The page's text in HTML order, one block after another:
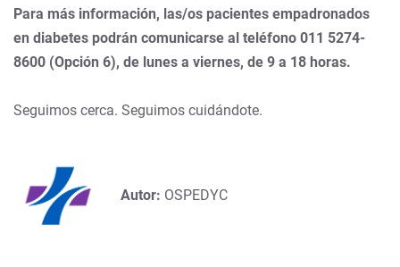
Para más información, las/os pacientes empadronados
en diabetes podrán comunicarse al teléfono 011 5274-
8600 (Opción 6), de lunes a viernes, de 9 a 18 horas.
Seguimos cerca. Seguimos cuidándote.
Autor: OSPEDYC